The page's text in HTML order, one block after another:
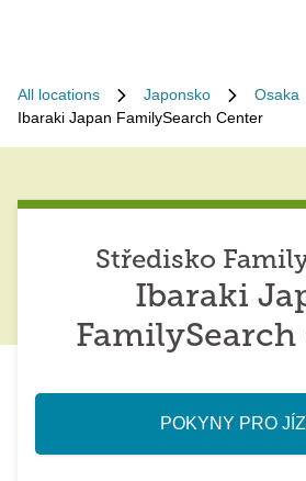
All locations Japonsko Osaka
Ibaraki Japan FamilySearch Center
Středisko
Ibaraki
POKYNY PRO